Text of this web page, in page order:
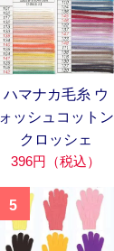
ハマナカ毛糸 ウ
ォッシュコットン
クロッシェ
396円（税込）
5